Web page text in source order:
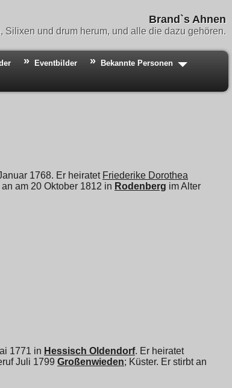
Brand`s Ahnen
und drum herum, und alle die dazu gehören.
Eventbilder
Bekannte Personen
1768. Er heiratet Friederike Dorothea
am 20 Oktober 1812 in Rodenberg im Alter
1771 in Hessisch Oldendorf. Er heiratet
Juli 1799 Großenwieden; Küster. Er stirbt an